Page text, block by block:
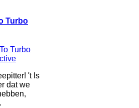
Turbo
't Is
dat we